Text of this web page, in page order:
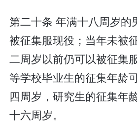
第二十条 年满十八周岁的
被征集服现役；当年未被
二周岁以前仍可以被征集
等学校毕业生的征集年龄
四周岁，研究生的征集年
十六周岁。